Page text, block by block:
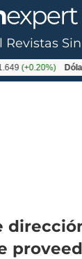
Revistas
Dólar: